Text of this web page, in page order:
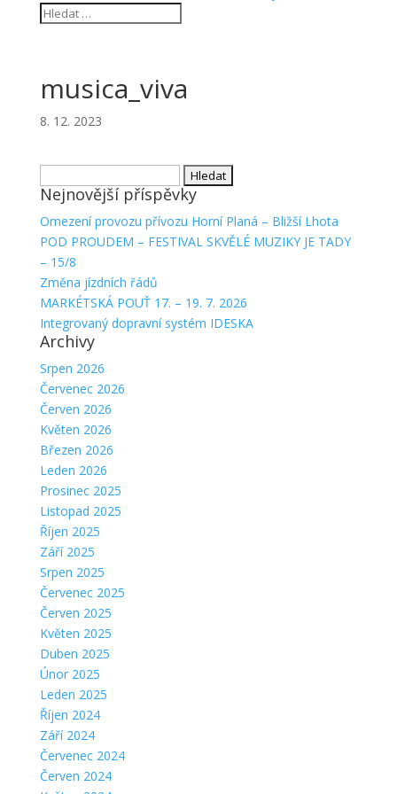
musica_viva
8. 12. 2023
Nejnovější příspěvky
Omezení provozu přívozu Horní Planá – Bližší Lhota
POD PROUDEM – FESTIVAL SKVĚLÉ MUZIKY JE TADY
– 15/8
Změna jízdních řádů
MARKÉTSKÁ POUŤ 17. – 19. 7. 2026
Integrovaný dopravní systém IDESKA
Archivy
Srpen 2026
Červenec 2026
Červen 2026
Květen 2026
Březen 2026
Leden 2026
Prosinec 2025
Listopad 2025
Říjen 2025
Září 2025
Srpen 2025
Červenec 2025
Červen 2025
Květen 2025
Duben 2025
Únor 2025
Leden 2025
Říjen 2024
Září 2024
Červenec 2024
Červen 2024